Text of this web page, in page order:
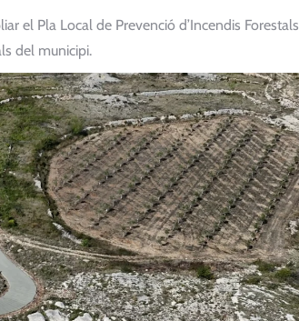
el Pla Local de Prevenció d’Incendis Forestals
del municipi.